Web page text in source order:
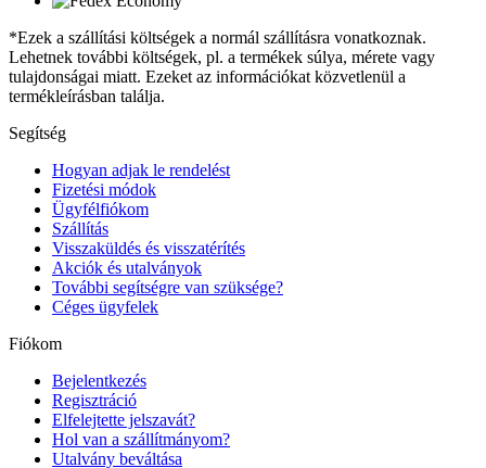
*Ezek a szállítási költségek a normál szállításra vonatkoznak.
Lehetnek további költségek, pl. a termékek súlya, mérete vagy
tulajdonságai miatt. Ezeket az információkat közvetlenül a
termékleírásban találja.
Segítség
Hogyan adjak le rendelést
Fizetési módok
Ügyfélfiókom
Szállítás
Visszaküldés és visszatérítés
Akciók és utalványok
További segítségre van szüksége?
Céges ügyfelek
Fiókom
Bejelentkezés
Regisztráció
Elfelejtette jelszavát?
Hol van a szállítmányom?
Utalvány beváltása